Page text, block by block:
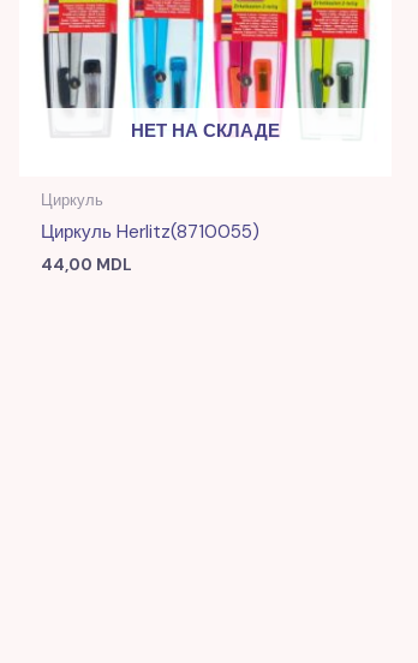
НЕТ НА СКЛАДЕ
Циркуль
Циркуль Herlitz(8710055)
44,00 MDL